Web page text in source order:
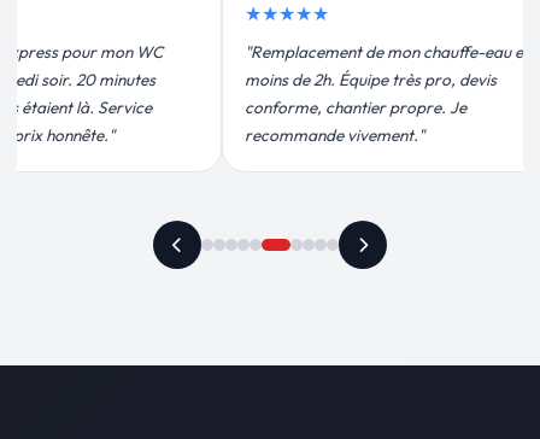
mon chauffe-eau en
très pro, devis
propre. Je
★★★★★
"Un grand merci à Sylvain Plombier
pour leur intervention rapide et
efficace. Fuite réparée en 30 min, prix
plus qu'honnête !"